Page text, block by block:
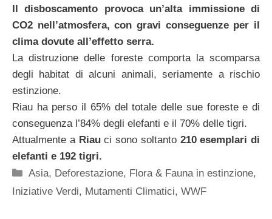
Il disboscamento provoca un’alta immissione di
CO2 nell’atmosfera, con gravi conseguenze per il
clima dovute all’effetto serra.
La distruzione delle foreste comporta la scomparsa
degli habitat di alcuni animali, seriamente a rischio
estinzione.
Riau ha perso il 65% del totale delle sue foreste e di
conseguenza l’84% degli elefanti e il 70% delle tigri.
Attualmente aRiauci sono soltanto 210 esemplari di
elefanti e 192 tigri.
Categorie
Asia, Deforestazione, Flora & Fauna in estinzione,
Iniziative Verdi, Mutamenti Climatici, WWF